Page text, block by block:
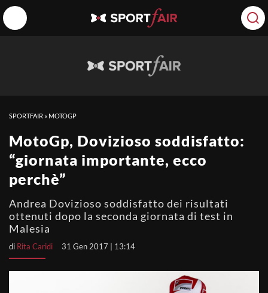
SPORTFAIR » MOTOGP
MotoGp, Dovizioso soddisfatto:
“giornata importante, ecco
perchè”
Andrea Dovizioso soddisfatto dei risultati
ottenuti dopo la seconda giornata di test in
Malesia
di Rita Caridi 31 Gen 2017 | 13:14